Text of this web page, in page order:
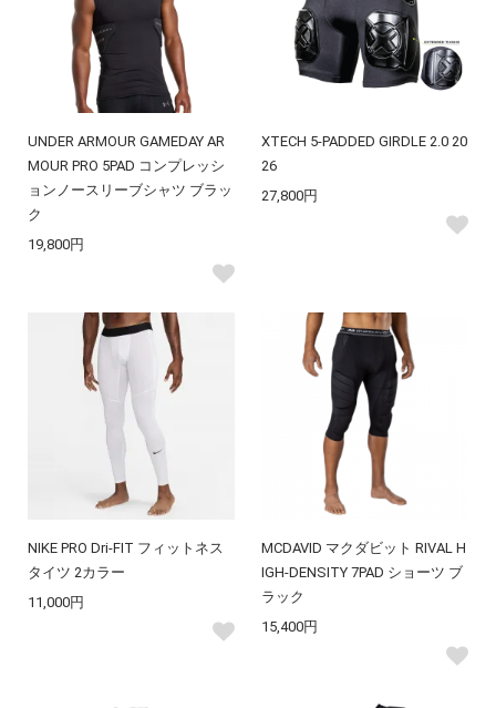
UNDER ARMOUR GAMEDAY AR
MOUR PRO 5PAD コンプレッシ
ョンノースリーブシャツ ブラッ
ク
19,800円
XTECH 5-PADDED GIRDLE 2.0 20
26
27,800円
NIKE PRO Dri-FIT フィットネス
タイツ 2カラー
11,000円
MCDAVID マクダビット RIVAL H
IGH-DENSITY 7PAD ショーツ ブ
ラック
15,400円